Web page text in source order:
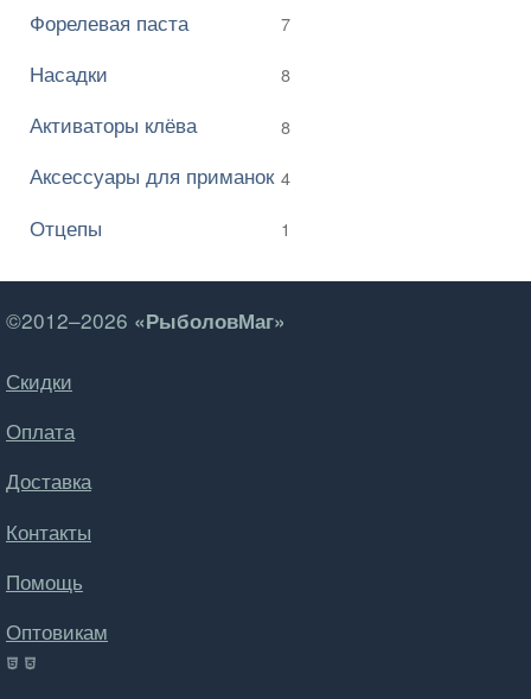
Форелевая паста 7
Насадки 8
Активаторы клёва 8
Аксессуары для приманок 4
Отцепы 1
©2012–2026 «РыболовМаг»
Скидки
Оплата
Доставка
Контакты
Помощь
Оптовикам